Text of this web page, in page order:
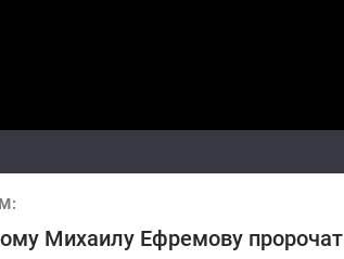
Михаилу Ефремову пророчат